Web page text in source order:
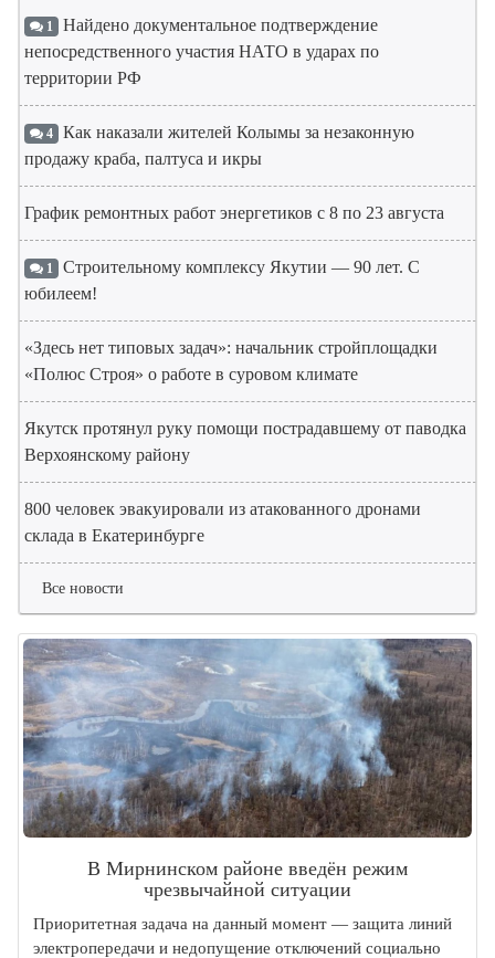
1 Найдено документальное подтверждение
непосредственного участия НАТО в ударах по
территории РФ
4 Как наказали жителей Колымы за незаконную
продажу краба, палтуса и икры
График ремонтных работ энергетиков с 8 по 23 августа
1 Строительному комплексу Якутии — 90 лет. С
юбилеем!
«Здесь нет типовых задач»: начальник стройплощадки
«Полюс Строя» о работе в суровом климате
Якутск протянул руку помощи пострадавшему от паводка
Верхоянскому району
800 человек эвакуировали из атакованного дронами
склада в Екатеринбурге
Все новости
В Мирнинском районе введён режим
чрезвычайной ситуации
Приоритетная задача на данный момент — защита линий
электропередачи и недопущение отключений социально